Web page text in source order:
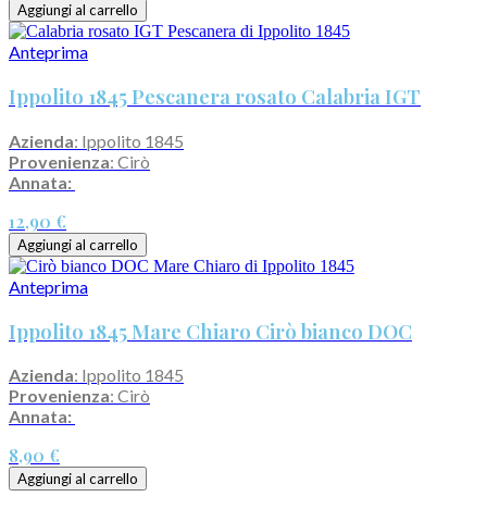
Aggiungi al carrello
Anteprima
Ippolito 1845 Pescanera rosato Calabria IGT
Azienda: Ippolito 1845
Provenienza: Cirò
Annata:
12,90 €
Aggiungi al carrello
Anteprima
Ippolito 1845 Mare Chiaro Cirò bianco DOC
Azienda: Ippolito 1845
Provenienza: Cirò
Annata:
8,90 €
Aggiungi al carrello